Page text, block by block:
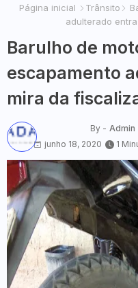
Página inicial Trânsito
adulterado
Barulho de
escapamento
mira da
By - Admin
junho 18, 2020
1